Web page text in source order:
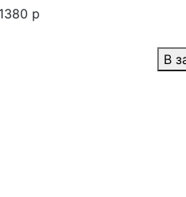
1380 р
В